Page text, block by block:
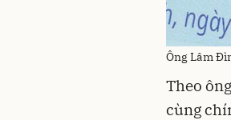
Ông Lâm
Theo
cùng